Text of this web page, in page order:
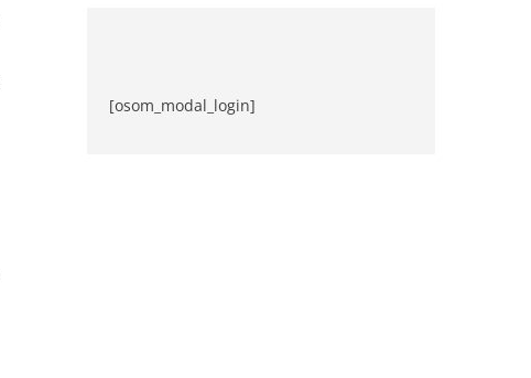
[osom_modal_login]